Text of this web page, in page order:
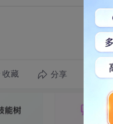
收藏 分享 转